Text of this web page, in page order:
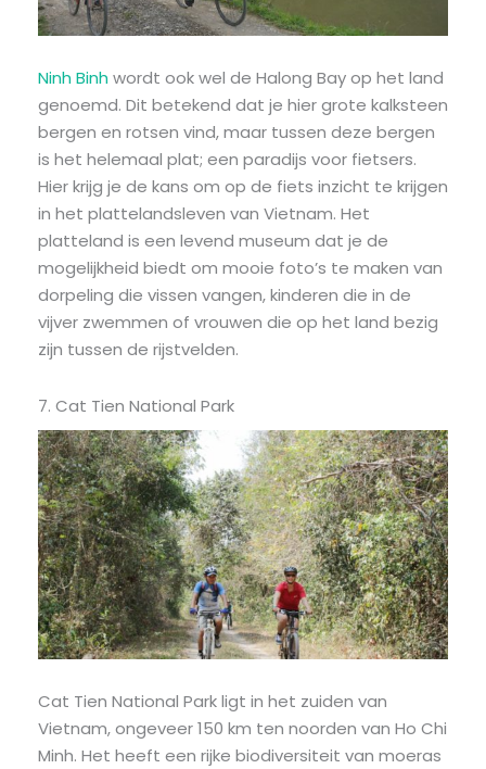
Ninh Binh wordt ook wel de Halong Bay op het land
genoemd. Dit betekend dat je hier grote kalksteen
bergen en rotsen vind, maar tussen deze bergen
is het helemaal plat; een paradijs voor fietsers.
Hier krijg je de kans om op de fiets inzicht te krijgen
in het plattelandsleven van Vietnam. Het
platteland is een levend museum dat je de
mogelijkheid biedt om mooie foto’s te maken van
dorpeling die vissen vangen, kinderen die in de
vijver zwemmen of vrouwen die op het land bezig
zijn tussen de rijstvelden.
7. Cat Tien National Park
Cat Tien National Park ligt in het zuiden van
Vietnam, ongeveer 150 km ten noorden van Ho Chi
Minh. Het heeft een rijke biodiversiteit van moeras